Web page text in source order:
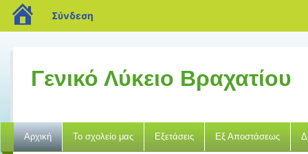
blogs.sch.gr
Σύνδεση
Γενικό Λύκειο Βραχατίου
Αρχική Το σχολείο μας Εξετάσεις Εξ Αποστάσεως